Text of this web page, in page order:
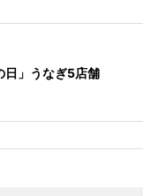
日」うなぎ5店舗